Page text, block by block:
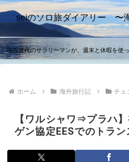
seiのソロ旅ダイアリー 〜
現役世代のサラリーマンが、週末と休暇を使
ホーム 海外旅行記 チェ
【ワルシャワ⇒プラハ
ゲン協定EESでのトラン